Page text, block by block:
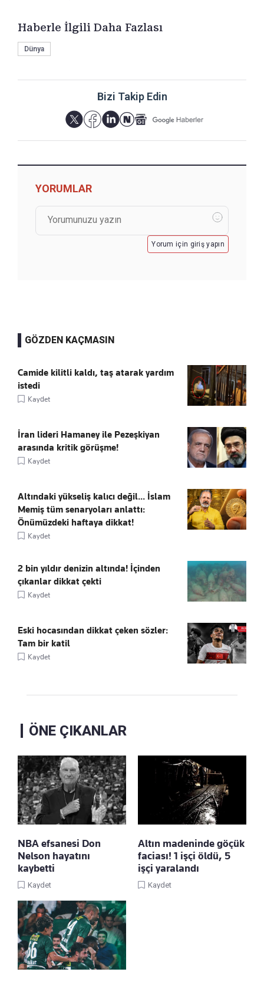
Haberle İlgili Daha Fazlası
Dünya
Bizi Takip Edin
YORUMLAR
Yorum için giriş yapın
GÖZDEN KAÇMASIN
Camide kilitli kaldı, taş atarak yardım
istedi
Kaydet
İran lideri Hamaney ile Pezeşkiyan
arasında kritik görüşme!
Kaydet
Altındaki yükseliş kalıcı değil... İslam
Memiş tüm senaryoları anlattı:
Önümüzdeki haftaya dikkat!
Kaydet
2 bin yıldır denizin altında! İçinden
çıkanlar dikkat çekti
Kaydet
Eski hocasından dikkat çeken sözler:
Tam bir katil
Kaydet
ÖNE ÇIKANLAR
NBA efsanesi Don
Nelson hayatını
kaybetti
Kaydet
Altın madeninde göçük
faciası! 1 işçi öldü, 5
işçi yaralandı
Kaydet